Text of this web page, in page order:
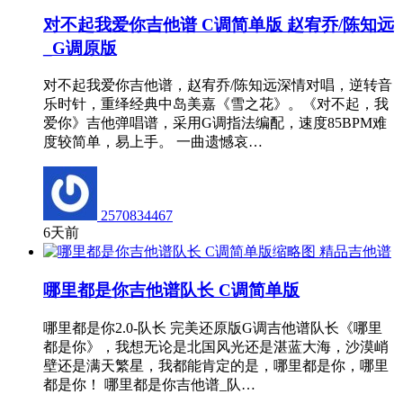
对不起我爱你吉他谱 C调简单版 赵宥乔/陈知远
_G调原版
对不起我爱你吉他谱，赵宥乔/陈知远深情对唱，逆转音
乐时针，重绎经典中岛美嘉《雪之花》。《对不起，我
爱你》吉他弹唱谱，采用G调指法编配，速度85BPM难
度较简单，易上手。 一曲遗憾哀…
2570834467
6天前
精品吉他谱
哪里都是你吉他谱队长 C调简单版
哪里都是你2.0-队长 完美还原版G调吉他谱队长《哪里
都是你》，我想无论是北国风光还是湛蓝大海，沙漠峭
壁还是满天繁星，我都能肯定的是，哪里都是你，哪里
都是你！ 哪里都是你吉他谱_队…